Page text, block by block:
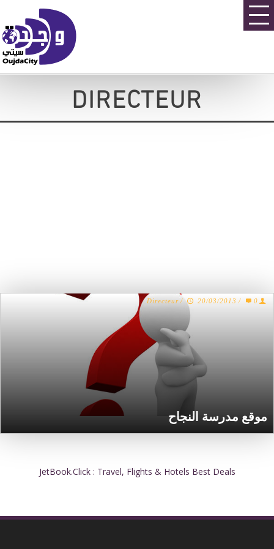
DIRECTEUR
موقع مدرسة النجاح
Directeur / 20/03/2013 / 0
JetBook.Click : Travel, Flights & Hotels Best Deals